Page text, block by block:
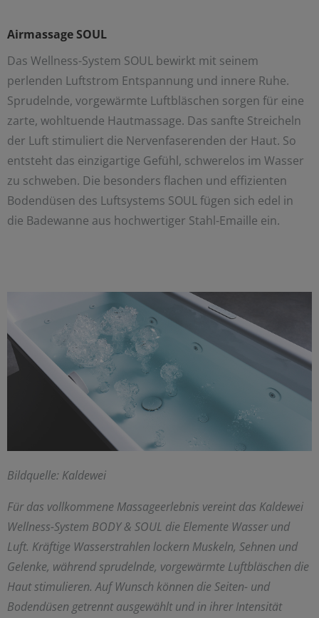
Airmassage SOUL
Das Wellness-System SOUL bewirkt mit seinem
perlenden Luftstrom Entspannung und innere Ruhe.
Sprudelnde, vorgewärmte Luftbläschen sorgen für eine
zarte, wohltuende Hautmassage. Das sanfte Streicheln
der Luft stimuliert die Nervenfaserenden der Haut. So
entsteht das einzigartige Gefühl, schwerelos im Wasser
zu schweben. Die besonders flachen und effizienten
Bodendüsen des Luftsystems SOUL fügen sich edel in
die Badewanne aus hochwertiger Stahl-Emaille ein.
Bildquelle: Kaldewei
Für das vollkommene Massageerlebnis vereint das Kaldewei
Wellness-System BODY & SOUL die Elemente Wasser und
Luft. Kräftige Wasserstrahlen lockern Muskeln, Sehnen und
Gelenke, während sprudelnde, vorgewärmte Luftbläschen die
Haut stimulieren. Auf Wunsch können die Seiten- und
Bodendüsen getrennt ausgewählt und in ihrer Intensität